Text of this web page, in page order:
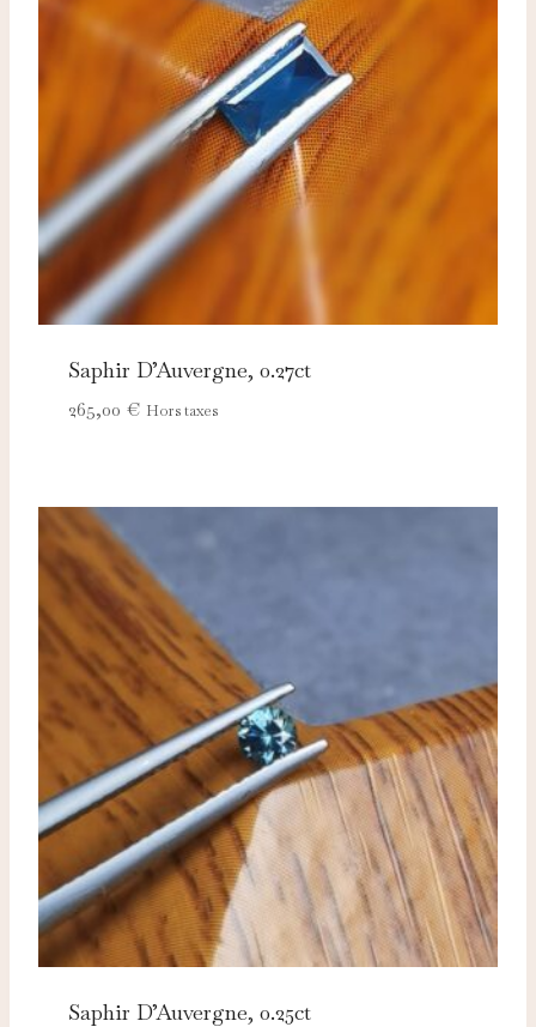
Saphir D’Auvergne, 0.27ct
265,00 € Hors taxes
Saphir D’Auvergne, 0.25ct